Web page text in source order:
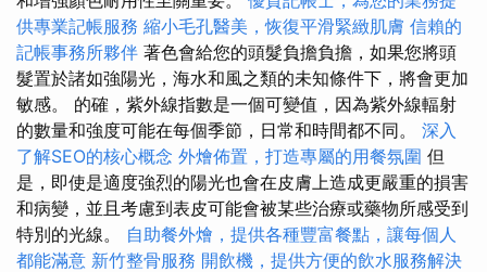
供專業記帳服務 縮小毛孔醫美，恢復平滑緊緻肌膚 信賴的
記帳事務所夥伴 著色會給您的頭髮負擔負擔，如果您將頭
髮置於諸如強陽光，海水和風之類的未知條件下，將會更加
敏感。 的確，紫外線指數是一個可變值，因為紫外線輻射
的數量和強度可能在每個季節，日常和時間都不同。 深入
了解SEO的核心概念 外燴佈置，打造專屬的用餐氛圍 但
是，即使是適度強烈的陽光也會在皮膚上造成更嚴重的損害
和病變，並且考慮到表皮可能會被某些治療或藥物所感受到
特別的光線。 自助餐外燴，提供各種豐富餐點，讓每個人
都能滿意 新竹整骨服務 開飲機，提供方便的飲水服務解決